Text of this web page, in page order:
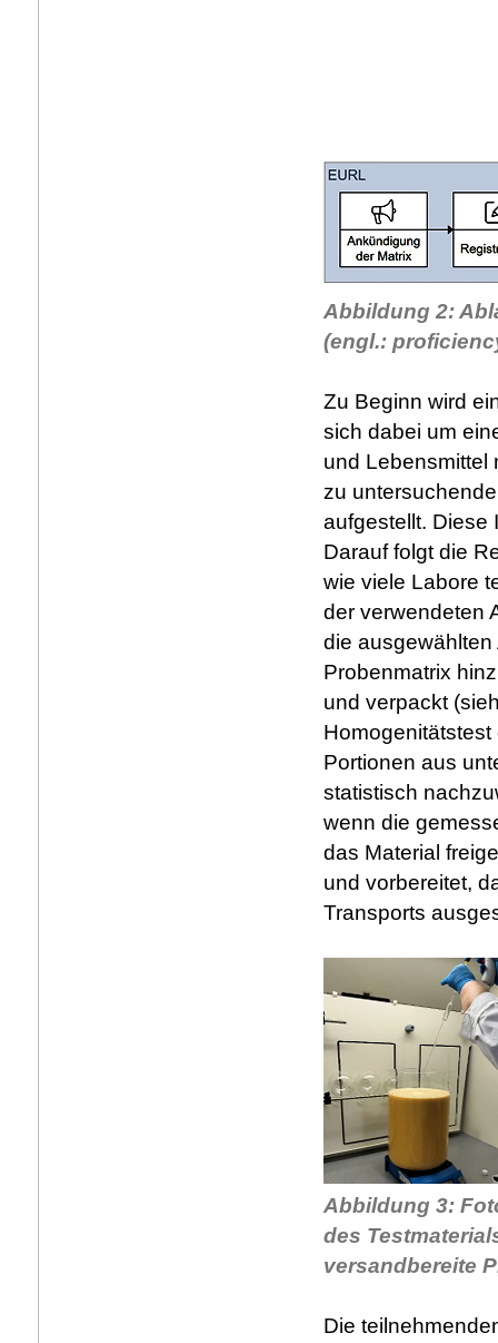
Abbildung 2:
(engl.:
Zu Beginn wird
sich dabei um
und Lebensmittel
zu
aufgestellt. Diese
Darauf folgt die
wie viele Labore
der verwendeten
die
Probenmatrix
und verpackt
Portionen aus
statistisch
wenn die
das Material
und vorbereitet,
Transports
Abbildung 3:
des
versandbereite
Die